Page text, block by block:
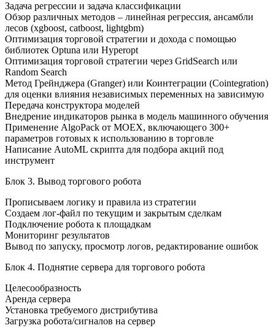
Задача регрессии и задача классификации
Обзор различных методов – линейная регрессия, ансамбли
лесов (xgboost, catboost, lightgbm)
Оптимизация торговой стратегии и дохода с помощью
библиотек Optuna или Hyperopt
Оптимизация торговой стратегии через GridSearch или
Random Search
Метод Грейнджера (Granger) или Коинтеграции (Cointegration)
для оценки влияния независимых переменных на зависимую
Передача конструктора моделей
Внедрение индикаторов рынка в модель машинного обучения
Применение AlgoPack от MOEX, включающего 300+
параметров готовых к использованию в торговле
Написание AutoML скрипта для подбора акций под
инструмент
Блок 3. Вывод торгового робота
Прописываем логику и правила из стратегии
Создаем лог-файл по текущим и закрытым сделкам
Подключение робота к площадкам
Мониторинг результатов
Вывод по запуску, просмотр логов, редактирование ошибок
Блок 4. Поднятие сервера для торгового робота
Целесообразность
Аренда сервера
Установка требуемого дистрибутива
Загрузка робота/сигналов на сервер